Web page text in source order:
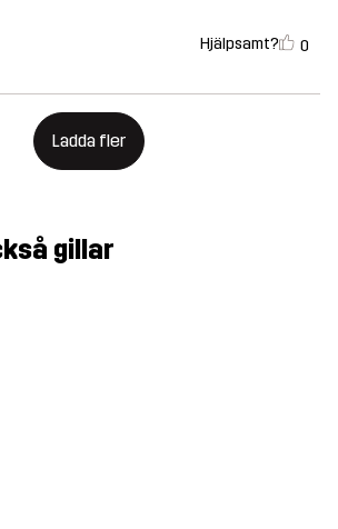
Hjälpsamt? 0
Ladda fler
gillar